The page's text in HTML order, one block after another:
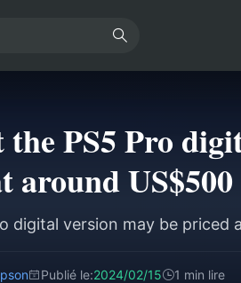
PS5 Pro
around US$500
digital version may be priced
Publié le:2024/02/15 1 min lire